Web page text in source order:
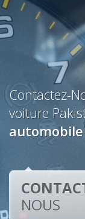
Contactez-
voiture
automobile
NOUS